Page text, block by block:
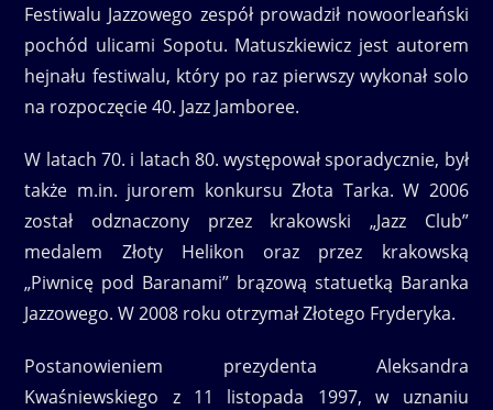
Festiwalu Jazzowego zespół prowadził nowoorleański
pochód ulicami Sopotu. Matuszkiewicz jest autorem
hejnału festiwalu, który po raz pierwszy wykonał solo
na rozpoczęcie 40. Jazz Jamboree.
W latach 70. i latach 80. występował sporadycznie, był
także m.in. jurorem konkursu Złota Tarka. W 2006
został odznaczony przez krakowski „Jazz Club”
medalem Złoty Helikon oraz przez krakowską
„Piwnicę pod Baranami” brązową statuetką Baranka
Jazzowego. W 2008 roku otrzymał Złotego Fryderyka.
Postanowieniem prezydenta Aleksandra
Kwaśniewskiego z 11 listopada 1997, w uznaniu